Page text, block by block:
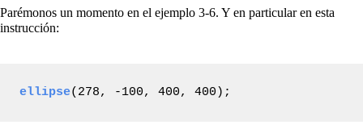
Parémonos un momento en el ejemplo 3-6. Y en particular en esta
instrucción:
ellipse(278, -100, 400, 400);